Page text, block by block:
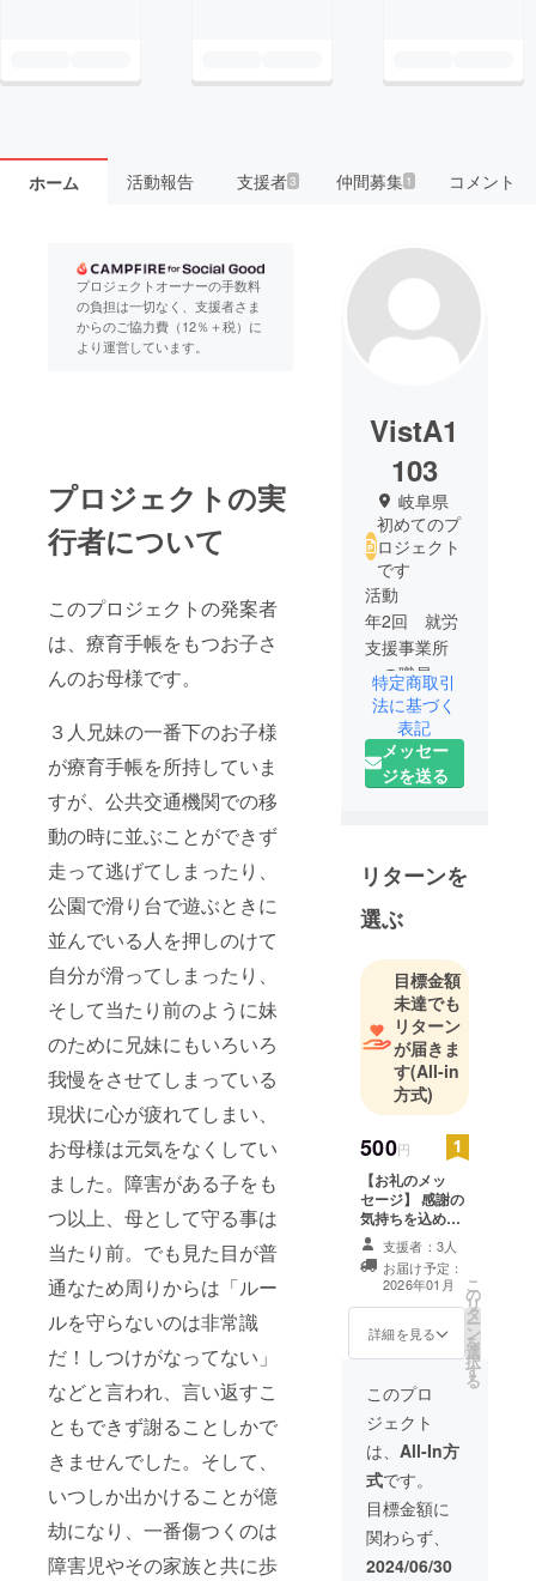
ホーム 活動報告 支援者3 仲間募集 1 コメント
プロジェクトオーナーの手数料
の負担は一切なく、支援者さま
からのご協力費（12％＋税）に
より運営しています。
プロジェクトの実
行者について
このプロジェクトの発案者
は、療育手帳をもつお子さ
んのお母様です。
３人兄妹の一番下のお子様
が療育手帳を所持していま
すが、公共交通機関での移
動の時に並ぶことができず
走って逃げてしまったり、
公園で滑り台で遊ぶときに
並んでいる人を押しのけて
自分が滑ってしまったり、
そして当たり前のように妹
のために兄妹にもいろいろ
我慢をさせてしまっている
現状に心が疲れてしまい、
お母様は元気をなくしてい
ました。障害がある子をも
つ以上、母として守る事は
当たり前。でも見た目が普
通なため周りからは「ルー
ルを守らないのは非常識
だ！しつけがなってない」
などと言われ、言い返すこ
ともできず謝ることしかで
きませんでした。そして、
いつしか出かけることが億
劫になり、一番傷つくのは
障害児やその家族と共に歩
VistA1
103
岐阜県
初めてのプ
ロジェクト
です
活動
年2回 就労
支援事業所
への職員さ
んに向けて
の勉強会
年2回 就労
支援事業所
年１回 地
域交流会に
て福祉イベ
ントの開催
特定商取引
法に基づく
表記
メッセー
ジを送る
リターンを
選ぶ
目標金額
未達でも
リターン
が届きま
す(All-in
方式)
500円
【お礼のメッ
セージ】 感謝の
気持ちを込め
て、お礼のメッ
セージをお送り
します。
支援者：3人
お届け予定：
2026年01月
詳細を見る
こ
の
リ
タ
ー
ン
を
選
択
す
る
このプロ
ジェクト
は、 All-In方
式です。
目標金額に
関わらず、
2024/06/30